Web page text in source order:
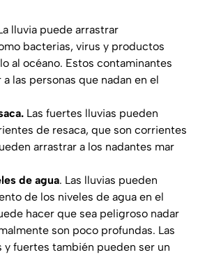
lluvia puede arrastrar
bacterias, virus y productos
al océano. Estos contaminantes
las personas que nadan en el
Las fuertes lluvias pueden
de resaca, que son corrientes
arrastrar a los nadantes mar
de agua. Las lluvias pueden
de los niveles de agua en el
hacer que sea peligroso nadar
son poco profundas. Las
y fuertes también pueden ser un